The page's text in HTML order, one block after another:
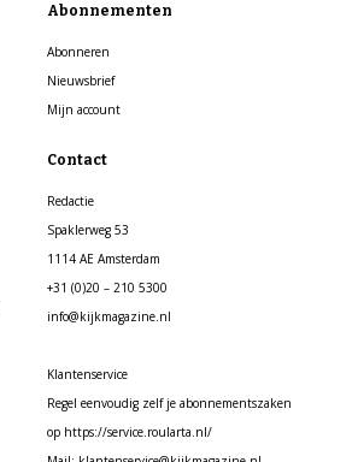
Abonnementen
Abonneren
Nieuwsbrief
Mijn account
Contact
Redactie
Spaklerweg 53
1114 AE Amsterdam
+31 (0)20 – 210 5300
info@kijkmagazine.nl
Klantenservice
Regel eenvoudig zelf je abonnementszaken
op https://service.roularta.nl/